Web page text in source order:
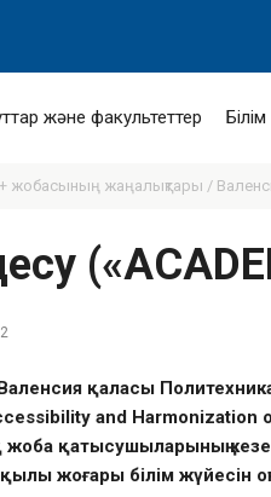
және факультеттер Білім
жобасының жаңалықтары /
қаласы
and
қатысушыларының
жоғары білім жүйесін